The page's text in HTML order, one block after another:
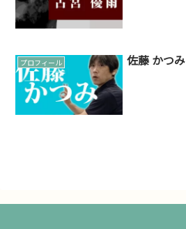
プロフィール 佐藤 かつみ